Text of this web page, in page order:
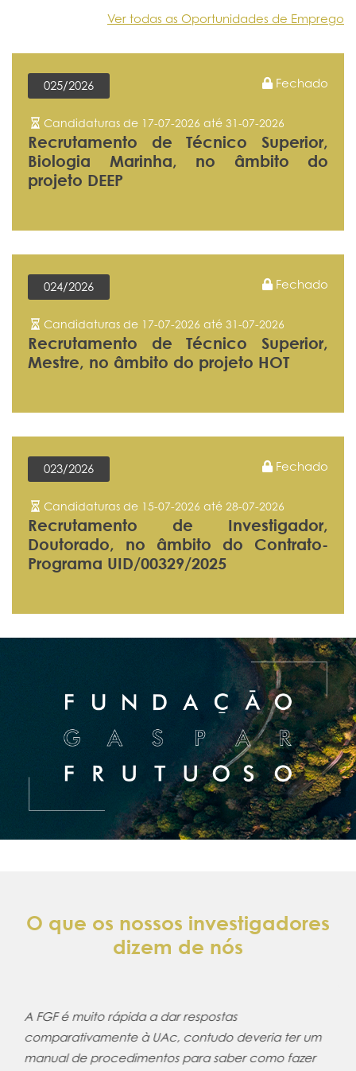
Ver todas as Oportunidades de Emprego
025/2026 Fechado
Candidaturas de 17-07-2026 até 31-07-2026
Recrutamento de Técnico Superior,
Biologia Marinha, no âmbito do
projeto DEEP
024/2026 Fechado
Candidaturas de 17-07-2026 até 31-07-2026
Recrutamento de Técnico Superior,
Mestre, no âmbito do projeto HOT
023/2026 Fechado
Candidaturas de 15-07-2026 até 28-07-2026
Recrutamento de Investigador,
Doutorado, no âmbito do Contrato-
Programa UID/00329/2025
O que os nossos investigadores
dizem de nós
A equipa da FGF é muito profissional, muito
educada e tenta sempre resolver da melhor forma
os problemas dia investigadores . Opto por por os